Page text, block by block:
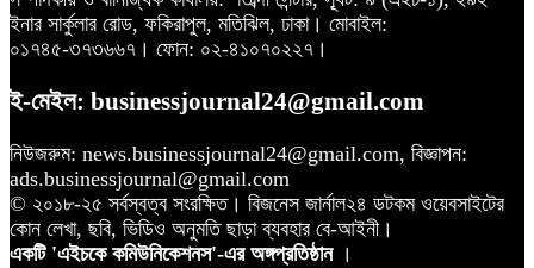
ইনার সার্কুলার রোড, ফকিরাপুল, মতিঝিল, ঢাকা। মোবাইল:
০১৭৪৫-৩৭৩৬৬৭। ফোন: ০২-৪১০৭০২২৭।
ই-মেইল: businessjournal24@gmail.com
নিউজরুম: news.businessjournal24@gmail.com, বিজ্ঞাপন:
ads.businessjournal@gmail.com
© ২০১৮-২৫ সর্বস্বত্ব সংরক্ষিত। বিজনেস জার্নাল২৪ ডটকম ওয়েবসাইটের
কোন লেখা, ছবি, ভিডিও অনুমতি ছাড়া ব্যবহার বে-আইনী।
একটি 'এইচকে কমিউনিকেশনস'-এর অঙ্গপ্রতিষ্ঠান ।